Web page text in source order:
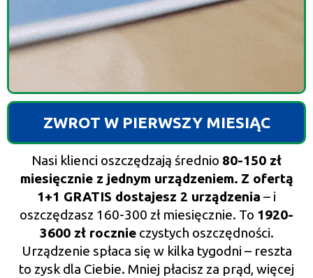
ZWROT W PIERWSZY MIESIĄC
Nasi klienci oszczędzają średnio 80-150 zł
miesięcznie z jednym urządzeniem. Z ofertą
1+1 GRATIS dostajesz 2 urządzenia – i
oszczędzasz 160-300 zł miesięcznie. To 1920-
3600 zł rocznieczystych oszczędności.
Urządzenie spłaca się w kilka tygodni – reszta
to zysk dla Ciebie. Mniej płacisz za prąd, więcej